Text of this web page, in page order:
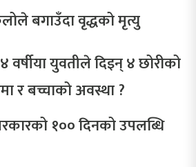
बगाउँदा वृद्धको मृत्यु
वर्षीया युवतीले दिइन् ४ छोरीको
र बच्चाको अवस्था ?
१०० दिनको उपलब्धि